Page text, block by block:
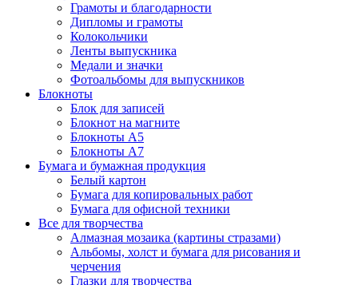
Грамоты и благодарности
Дипломы и грамоты
Колокольчики
Ленты выпускника
Медали и значки
Фотоальбомы для выпускников
Блокноты
Блок для записей
Блокнот на магните
Блокноты А5
Блокноты А7
Бумага и бумажная продукция
Белый картон
Бумага для копировальных работ
Бумага для офисной техники
Все для творчества
Алмазная мозаика (картины стразами)
Альбомы, холст и бумага для рисования и
черчения
Глазки для творчества